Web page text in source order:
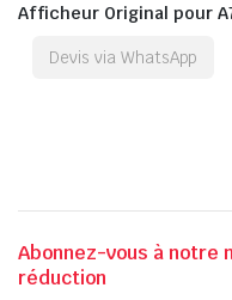
Afficheur Original pour
Devis via WhatsApp
Abonnez-vous à notre
réduction